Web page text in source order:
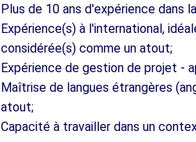
Plus de 10 ans d'expérience dans
Expérience(s) à l'international,
considérée(s) comme un atout;
Expérience de gestion de projet -
Maîtrise de langues étrangères
atout;
Capacité à travailler dans un